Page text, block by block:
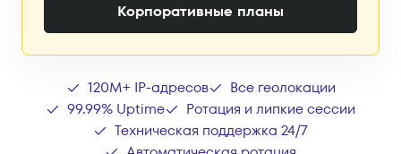
Корпоративные планы
120M+ IP-адресов
Все геолокации
99.99% Uptime
Ротация и липкие сессии
Техническая поддержка 24/7